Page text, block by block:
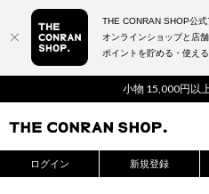
小物 15,000円以
ログイン 新規登録
THE CONRAN SHOP公
オンラインショップと店
ポイントを貯める・使える